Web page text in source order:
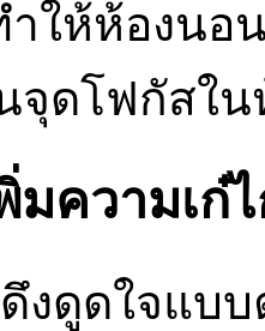
ำให้ห้องน
นจุดโฟกัสใ
มความเ
งดูดใจแบ